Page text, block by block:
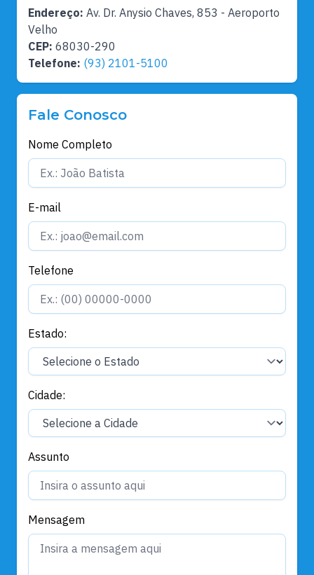
Endereço: Av. Dr. Anysio Chaves, 853 - Aeroporto
Velho
CEP: 68030-290
Telefone: (93) 2101-5100
Fale Conosco
Nome Completo
E-mail
Telefone
Estado:
Cidade:
Assunto
Mensagem